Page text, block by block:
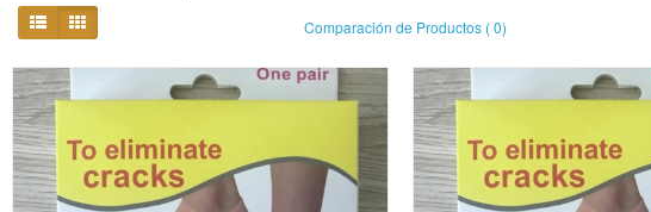
Comparación de Productos ( 0)